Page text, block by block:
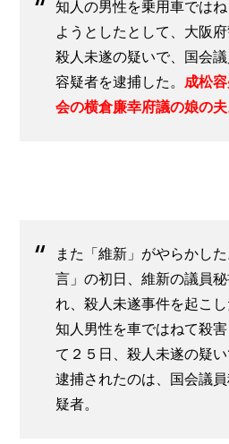
知人の男性を乗用車では
ようとしたとして、大阪府
殺人未遂の疑いで、国会
容疑者を逮捕した。 成松
会の横倉廉幸府議の娘の夫
また「維新」がやらかし
言」の初日、維新の議員
れ、殺人未遂事件を起こし
知人男性を車ではねて殺
て２５日、殺人未遂の疑
逮捕されたのは、国会議
疑者。